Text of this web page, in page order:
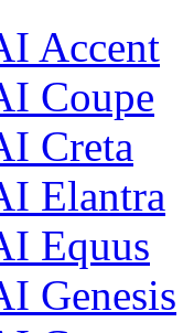
Accent
Coupe
Creta
Elantra
Equus
Genesis